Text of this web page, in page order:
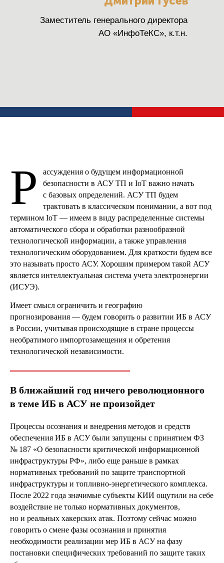
Заместитель генерального директора
АО «ИнфоТеКС», к.т.н.
Р
ассуждения о будущем информационной
безопасности в АСУ ТП и IoT важно начать
с базовых определений. АСУ ТП будем
трактовать в классическом понимании, а вот под
термином IoT — имеем в виду распределенные системы
автоматического сбора и обработки разнообразной
технологической информации, а также управления
технологическим оборудованием. Для краткости будем все
это называть просто АСУ. Хорошим примером такой АСУ
является интеллектуальная система учета электроэнергии
(ИСУЭ).
Имеет смысл ограничить и географию
прогнозирования — будем говорить о развитии ИБ в АСУ
в России, учитывая происходящие в стране процессы
необратимого импортозамещения и обретения
технологической независимости.
В ближайший год ничего революционного
в теме ИБ в АСУ не произойдет
Процессы осознания и внедрения методов и средств
обеспечения ИБ в АСУ были запущены с принятием ФЗ
№ 187 «О безопасности критической информационной
инфраструктуры РФ», либо еще раньше в рамках
нормативных требований по защите транспортной
инфраструктуры и топливно-энергетического комплекса.
После 2022 года значимые субъекты КИИ ощутили на себе
воздействие не только нормативных документов,
но и реальных хакерских атак. Поэтому сейчас можно
говорить о смене фазы осознания и принятия
необходимости реализации мер ИБ в АСУ на фазу
постановки специфических требований по защите таких